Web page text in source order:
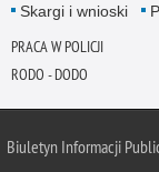
Skargi i wnioski
PRACA W POLICJI
RODO - DODO
Biuletyn Informacji